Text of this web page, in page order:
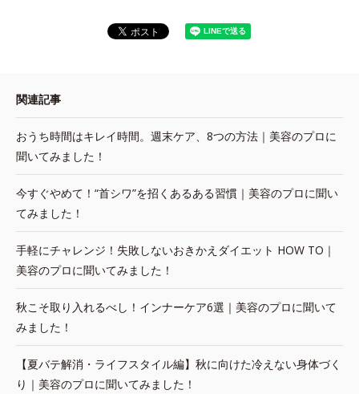
関連記事
おうち時間はキレイ時間。週末ケア、8つの方法｜美容のプロに
聞いてみました！
今すぐやめて！“首シワ”を招くあるある習慣｜美容のプロに聞い
てみました！
手軽にチャレンジ！失敗しないおきかえダイエット HOW TO｜
美容のプロに聞いてみました！
秋こそ取り入れるべし！インナーケア6選｜美容のプロに聞いて
みました！
【夏バテ解消・ライフスタイル編】秋に向けた冷えない身体づく
り｜美容のプロに聞いてみました！